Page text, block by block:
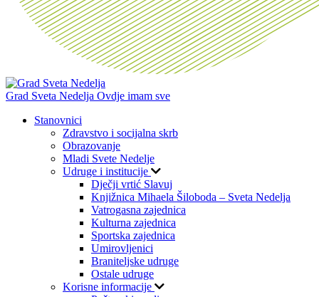
Grad Sveta Nedelja Ovdje imam sve
Stanovnici
Zdravstvo i socijalna skrb
Obrazovanje
Mladi Svete Nedelje
Udruge i institucije
Dječji vrtić Slavuj
Knjižnica Mihaela Šiloboda – Sveta Nedelja
Vatrogasna zajednica
Kulturna zajednica
Sportska zajednica
Umirovljenici
Braniteljske udruge
Ostale udruge
Korisne informacije